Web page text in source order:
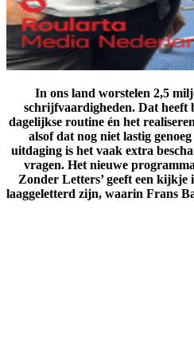
In ons land worstelen 2,5
schrijfvaardigheden. Dat heeft
dagelijkse routine én het
alsof dat nog niet lastig
uitdaging is het vaak extra
vragen. Het nieuwe
Zonder Letters’ geeft een kijkje
laaggeletterd zijn, waarin Frans